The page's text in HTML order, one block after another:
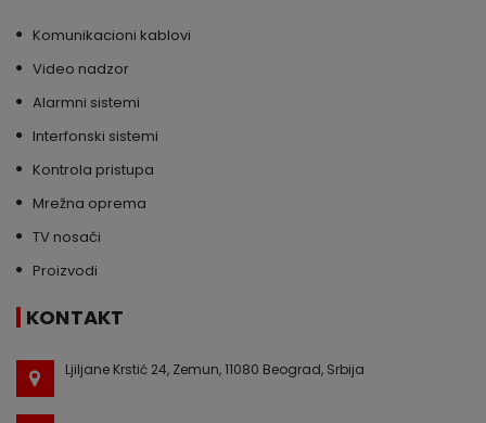
Komunikacioni kablovi
Video nadzor
Alarmni sistemi
Interfonski sistemi
Kontrola pristupa
Mrežna oprema
TV nosači
Proizvodi
KONTAKT
Ljiljane Krstić 24, Zemun, 11080 Beograd, Srbija